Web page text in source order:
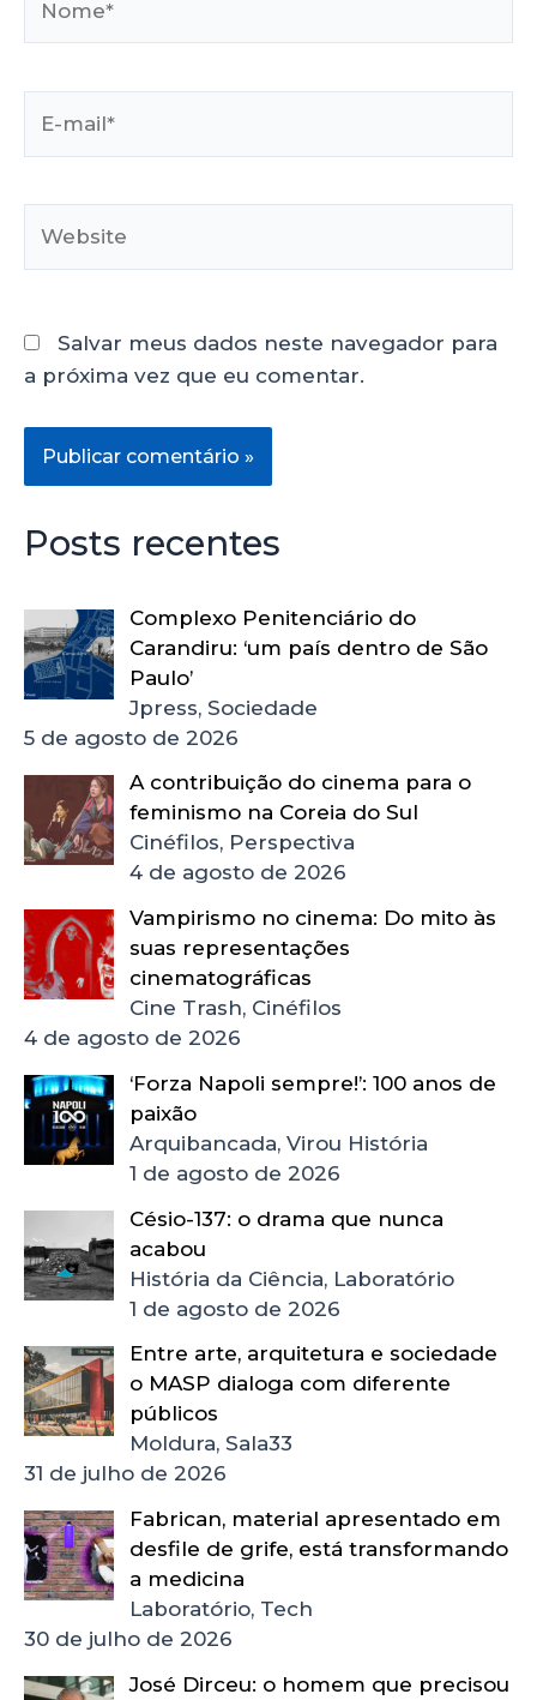
Salvar meus dados neste navegador para
a próxima vez que eu comentar.
Posts recentes
Complexo Penitenciário do
Carandiru: ‘um país dentro de São
Paulo’
Jpress, Sociedade
5 de agosto de 2026
A contribuição do cinema para o
feminismo na Coreia do Sul
Cinéfilos, Perspectiva
4 de agosto de 2026
Vampirismo no cinema: Do mito às
suas representações
cinematográficas
Cine Trash, Cinéfilos
4 de agosto de 2026
‘Forza Napoli sempre!’: 100 anos de
paixão
Arquibancada, Virou História
1 de agosto de 2026
Césio-137: o drama que nunca
acabou
História da Ciência, Laboratório
1 de agosto de 2026
Entre arte, arquitetura e sociedade
o MASP dialoga com diferente
públicos
Moldura, Sala33
31 de julho de 2026
Fabrican, material apresentado em
desfile de grife, está transformando
a medicina
Laboratório, Tech
30 de julho de 2026
José Dirceu: o homem que precisou